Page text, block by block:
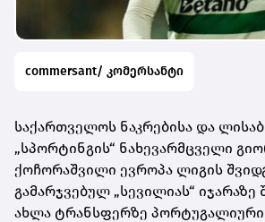
commersant/ კომერსანტი
საქართველოს ნაკრებისა და
„სპორტინგის“ ნახევარმცველი
ქოჩორაშვილი ევროპა ლიგის
გამარჯვებულ „სევილიას“ იჯარაზე
ახლა ტრანსფერზე